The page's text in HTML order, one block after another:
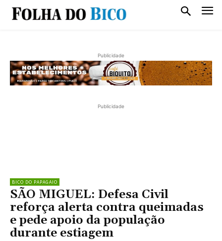
Publicidade
Publicidade
BICO DO PAPAGAIO
SÃO MIGUEL: Defesa Civil
reforça alerta contra queimadas
e pede apoio da população
durante estiagem